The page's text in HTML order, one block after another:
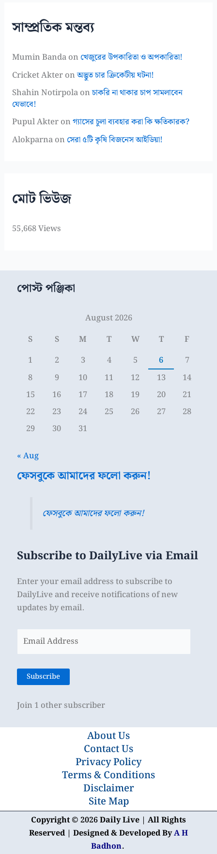
সাম্প্রতিক মন্তব্য
Mumin Bandaon খেজুরের উপকারিতা ও অপকারিতা!
Cricket Akteronঅদ্ভুত চার ক্রিকেটীয় ঘটনা!
Shahin Notirpolaonচাকরি না থাকার চাপ সামলাবেন
যেভাবে!
Pupul Akteronগ্যাসের চুলা ব্যবহার করা কি ক্ষতিকারক?
Alokparnaon সেরা ৫টি কৃষি বিজনেস আইডিয়া!
মোট ভিউজ
55,668 Views
পোস্ট পঞ্জিকা
August 2026
S
S M T W T
F
1
2 3 4 5 6
7
8
9 10 11 12 13
14
15
16 17 18 19 20
21
22
23 24 25 26 27
28
29
30 31
« Aug
ফেসবুকে আমাদের ফলো করুন!
ফেসবুকে আমাদের ফলো করুন!
Subscribe to DailyLive via Email
Enter your email address to subscribe to
DailyLive and receive notifications of new
updates by email.
Address
Subscribe
Join 1 other subscriber
About Us
Contact Us
Privacy Policy
Terms & Conditions
Disclaimer
Site Map
Copyright © 2026 Daily Live | All Rights
Reserved | Designed & Developed ByA H
Badhon.